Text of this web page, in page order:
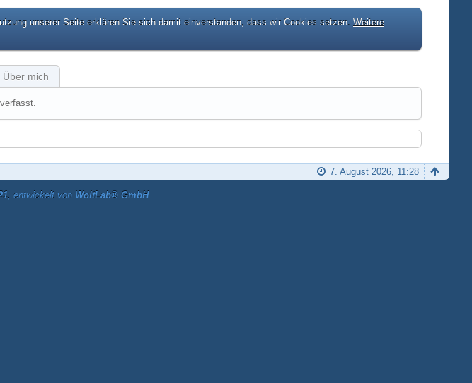
unserer Seite erklären Sie sich damit einverstanden, dass wir Cookies setzen. Weitere
Über mich
7. August 2026, 11:28
, entwickelt von WoltLab® GmbH